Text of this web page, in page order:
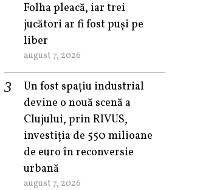
Folha pleacă, iar trei
jucători ar fi fost puși pe
liber
august 7, 2026
Un fost spațiu industrial
devine o nouă scenă a
Clujului, prin RIVUS,
investiția de 550 milioane
de euro în reconversie
urbană
august 7, 2026